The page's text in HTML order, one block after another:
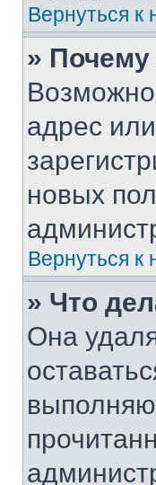
Вернуться к
» Почему
адрес
новых
Вернуться к
» Что
Она